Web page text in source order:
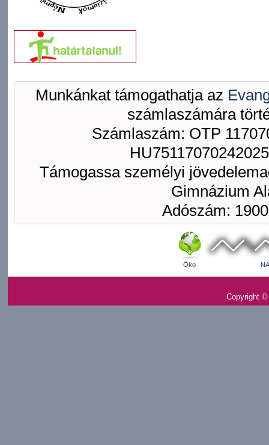
Munkánkat támogathatja az
számlaszámára
Számlaszám: OTP
Támogassa személyi
Gimnázium
Adószám:
Öko
Copyright